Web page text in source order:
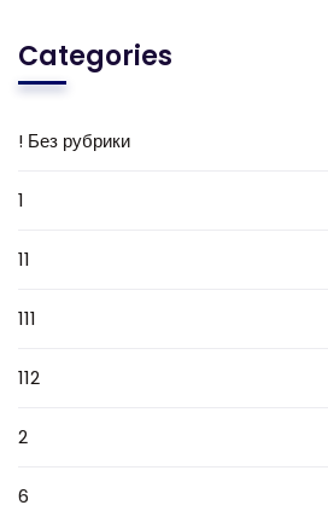
Categories
! Без рубрики
1
11
111
112
2
6